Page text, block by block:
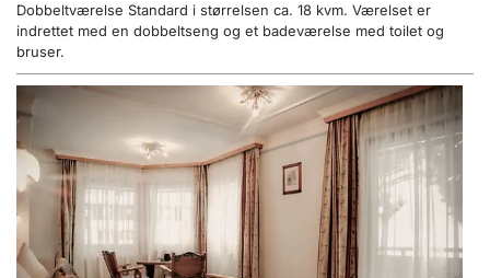
Dobbeltværelse Standard i størrelsen ca. 18 kvm. Værelset er
indrettet med en dobbeltseng og et badeværelse med toilet og
bruser.